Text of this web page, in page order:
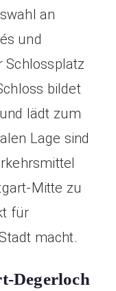
an
und
Schlossplatz
bildet
lädt zum
Lage sind
Mitte zu
für
macht.
Degerloch